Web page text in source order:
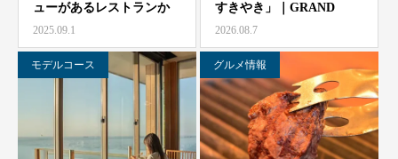
シェフガーデン
ューがあるレストランか
らペット可ホテルまで…
2025.09.1
すきやき」｜GRAND
CHARIOT 北斗七星…
2026.08.7
モデルコース グルメ情報